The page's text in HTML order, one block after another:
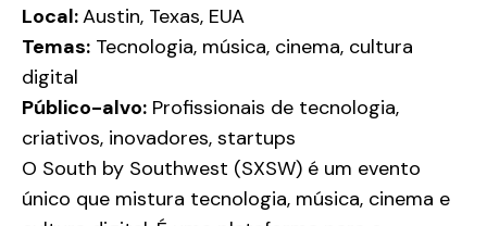
Local:Austin, Texas, EUA
Temas: Tecnologia, música, cinema, cultura
digital
Público-alvo: Profissionais de tecnologia,
criativos, inovadores, startups
O South by Southwest (SXSW) é um evento
único que mistura tecnologia, música, cinema e